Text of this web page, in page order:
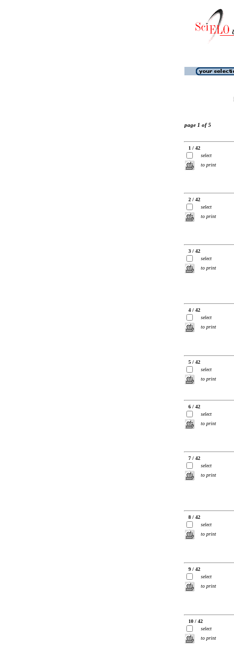
page 1 of 5
1 / 42
select
to print
2 / 42
select
to print
3 / 42
select
to print
4 / 42
select
to print
5 / 42
select
to print
6 / 42
select
to print
7 / 42
select
to print
8 / 42
select
to print
9 / 42
select
to print
10 / 42
select
to print